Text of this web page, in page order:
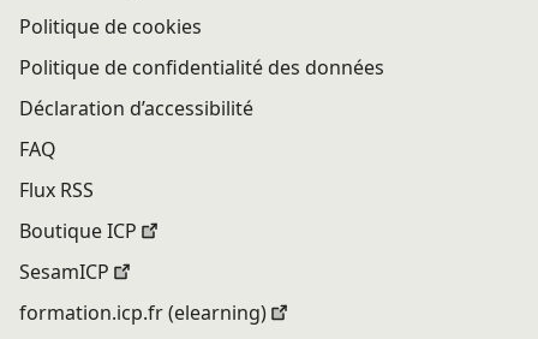
Politique de cookies
Politique de confidentialité des données
Déclaration d’accessibilité
FAQ
Flux RSS
Boutique ICP
SesamICP
formation.icp.fr (elearning)